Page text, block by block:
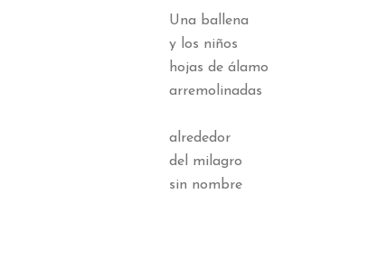
Una ballena
y los niños
hojas de álamo
arremolinadas
alrededor
del milagro
sin nombre